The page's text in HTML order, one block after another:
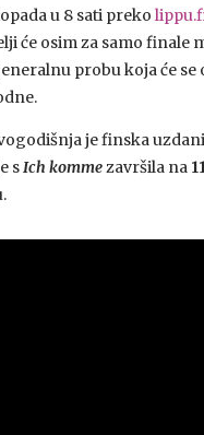
u 8 sati preko
će osim za samo finale
probu koja će se
je finska
sIch kommezavršila na